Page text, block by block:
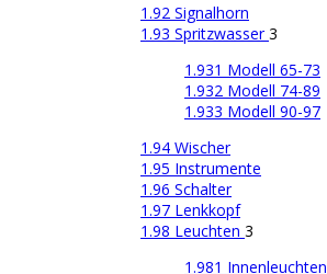
1.92 Signalhorn
1.93 Spritzwasser3
1.931 Modell 65-73
1.932 Modell 74-89
1.933 Modell 90-97
1.94 Wischer
1.95 Instrumente
1.96 Schalter
1.97 Lenkkopf
1.98 Leuchten 3
1.981 Innenleuchten